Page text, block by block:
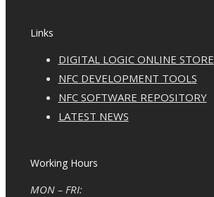
Links
DIGITAL LOGIC ONLINE STORE
NFC DEVELOPMENT TOOLS
NFC SOFTWARE REPOSITORY
LATEST NEWS
Working Hours
MON – FRI: